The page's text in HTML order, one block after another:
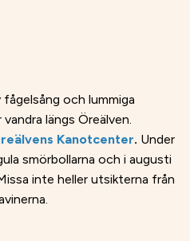
och lummiga
längs Öreälven.
Kanotcenter. Under
smörbollarna och i augusti
inte heller utsikterna från